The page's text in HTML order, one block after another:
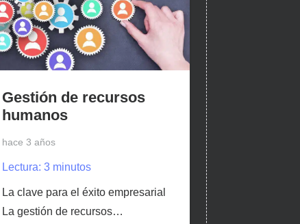
Gestión de recursos
humanos
hace 3 años
Lectura: 3 minutos
La clave para el éxito empresarial
La gestión de recursos…